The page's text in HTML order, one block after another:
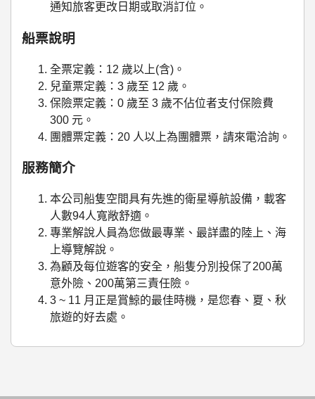
通知旅客更改日期或取消訂位。
船票說明
全票定義：12 歲以上(含)。
兒童票定義：3 歲至 12 歲。
保險票定義：0 歲至 3 歲不佔位者支付保險費
300 元。
團體票定義：20 人以上為團體票，請來電洽詢。
服務簡介
本公司船隻空間具有先進的衛星導航設備，載客
人數94人寬敞舒適。
專業解說人員為您做最專業、最詳盡的陸上、海
上導覽解說。
為顧及每位遊客的安全，船隻分別投保了200萬
意外險、200萬第三責任險。
3 ~ 11 月正是賞鯨的最佳時機，是您春、夏、秋
旅遊的好去處。